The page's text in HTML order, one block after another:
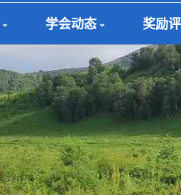
学会动态 奖励